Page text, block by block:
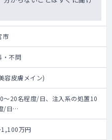
市
・不問
容皮膚メイン)
～20名程度/日、注入系の処置10
/日
》
にきび、アンチエイジングな
万円